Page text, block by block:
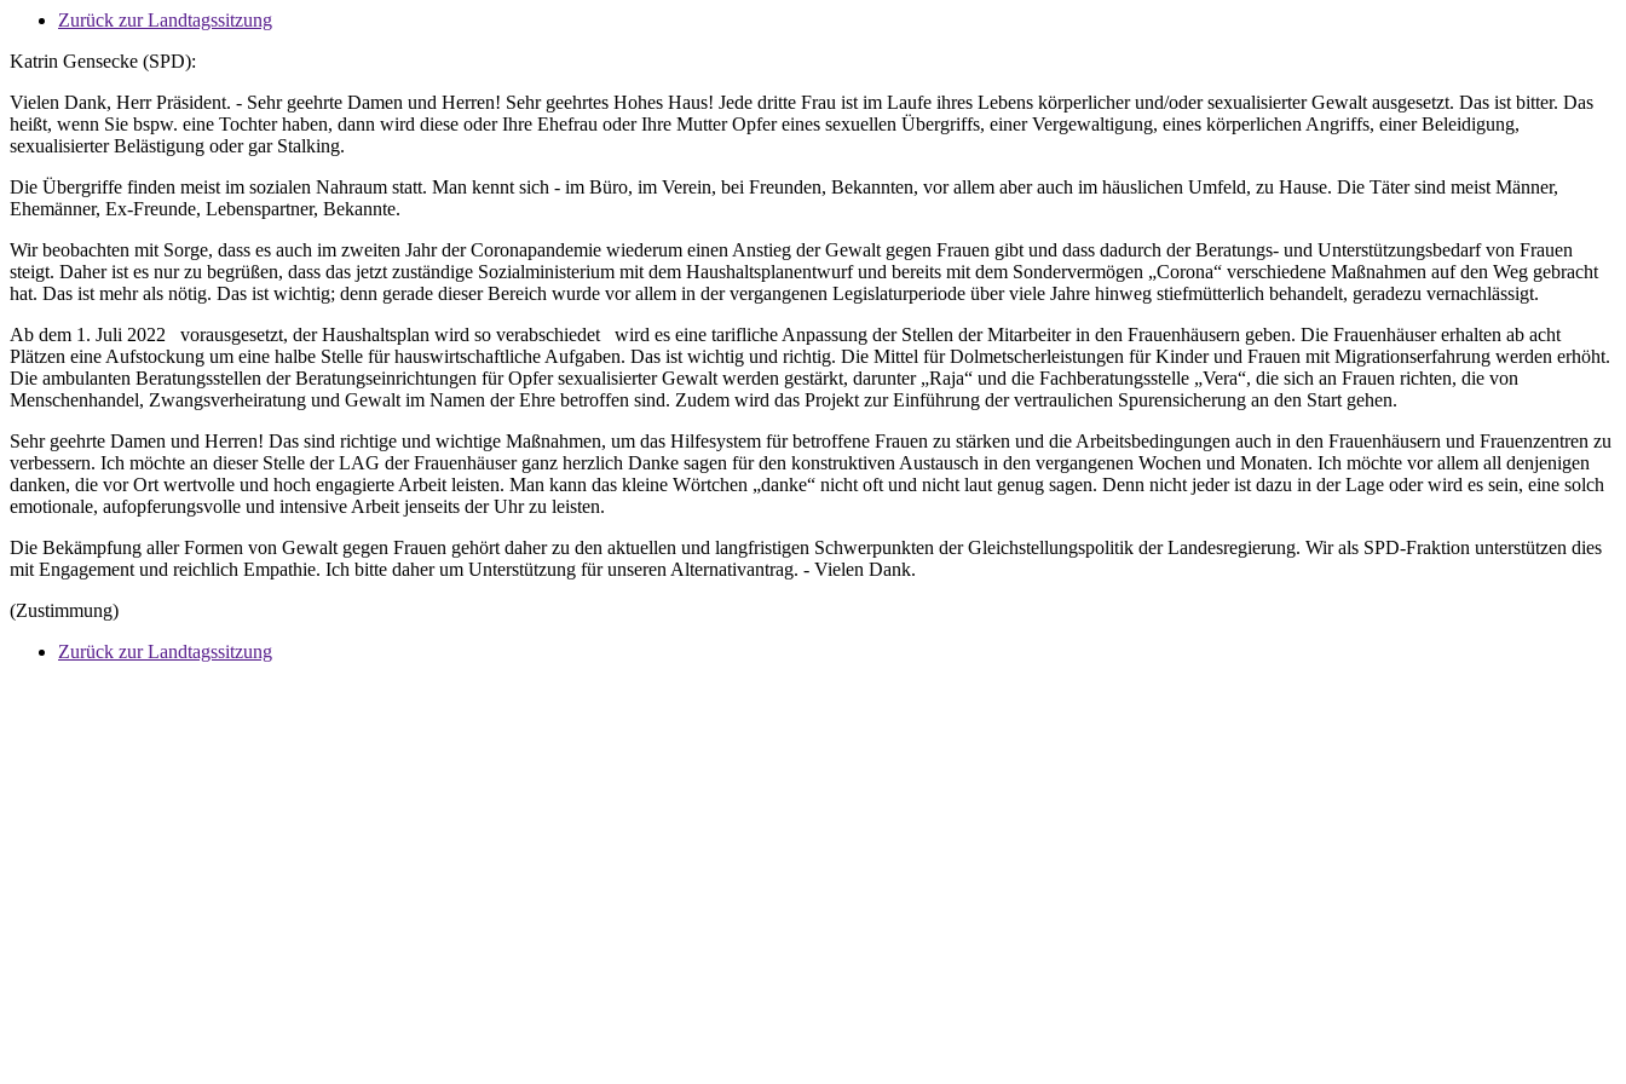
Zurück zur Landtagssitzung
Katrin Gensecke (SPD):
Vielen Dank, Herr Präsident. - Sehr geehrte Damen und Herren! Sehr geehrtes Hohes Haus! Jede dritte Frau ist im Laufe ihres Lebens körperlicher und/oder sexualisierter Gewalt ausgesetzt. Das ist bitter. Das
heißt, wenn Sie bspw. eine Tochter haben, dann wird diese oder Ihre Ehefrau oder Ihre Mutter Opfer eines sexuellen Übergriffs, einer Vergewaltigung, eines körperlichen Angriffs, einer Beleidigung,
sexualisierter Belästigung oder gar Stalking.
Die Übergriffe finden meist im sozialen Nahraum statt. Man kennt sich - im Büro, im Verein, bei Freunden, Bekannten, vor allem aber auch im häuslichen Umfeld, zu Hause. Die Täter sind meist Männer,
Ehemänner, Ex-Freunde, Lebenspartner, Bekannte.
Wir beobachten mit Sorge, dass es auch im zweiten Jahr der Coronapandemie wiederum einen Anstieg der Gewalt gegen Frauen gibt und dass dadurch der Beratungs- und Unterstützungsbedarf von Frauen
steigt. Daher ist es nur zu begrüßen, dass das jetzt zuständige Sozialministerium mit dem Haushaltsplanentwurf und bereits mit dem Sondervermögen „Corona“ verschiedene Maßnahmen auf den Weg gebracht
hat. Das ist mehr als nötig. Das ist wichtig; denn gerade dieser Bereich wurde vor allem in der vergangenen Legislaturperiode über viele Jahre hinweg stiefmütterlich behandelt, geradezu vernachlässigt.
Ab dem 1. Juli 2022 vorausgesetzt, der Haushaltsplan wird so verabschiedet wird es eine tarifliche Anpassung der Stellen der Mitarbeiter in den Frauenhäusern geben. Die Frauenhäuser erhalten ab acht
Plätzen eine Aufstockung um eine halbe Stelle für hauswirtschaftliche Aufgaben. Das ist wichtig und richtig. Die Mittel für Dolmetscherleistungen für Kinder und Frauen mit Migrationserfahrung werden erhöht.
Die ambulanten Beratungsstellen der Beratungseinrichtungen für Opfer sexualisierter Gewalt werden gestärkt, darunter „Raja“ und die Fachberatungsstelle „Vera“, die sich an Frauen richten, die von
Menschenhandel, Zwangsverheiratung und Gewalt im Namen der Ehre betroffen sind. Zudem wird das Projekt zur Einführung der vertraulichen Spurensicherung an den Start gehen.
Sehr geehrte Damen und Herren! Das sind richtige und wichtige Maßnahmen, um das Hilfesystem für betroffene Frauen zu stärken und die Arbeitsbedingungen auch in den Frauenhäusern und Frauenzentren zu
verbessern. Ich möchte an dieser Stelle der LAG der Frauenhäuser ganz herzlich Danke sagen für den konstruktiven Austausch in den vergangenen Wochen und Monaten. Ich möchte vor allem all denjenigen
danken, die vor Ort wertvolle und hoch engagierte Arbeit leisten. Man kann das kleine Wörtchen „danke“ nicht oft und nicht laut genug sagen. Denn nicht jeder ist dazu in der Lage oder wird es sein, eine solch
emotionale, aufopferungsvolle und intensive Arbeit jenseits der Uhr zu leisten.
Die Bekämpfung aller Formen von Gewalt gegen Frauen gehört daher zu den aktuellen und langfristigen Schwerpunkten der Gleichstellungspolitik der Landesregierung. Wir als SPD-Fraktion unterstützen dies
mit Engagement und reichlich Empathie. Ich bitte daher um Unterstützung für unseren Alternativantrag. - Vielen Dank.
(Zustimmung)
Zurück zur Landtagssitzung